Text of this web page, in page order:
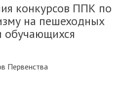
конкурсов ППК по
на пешеходных
обучающихся
Первенства